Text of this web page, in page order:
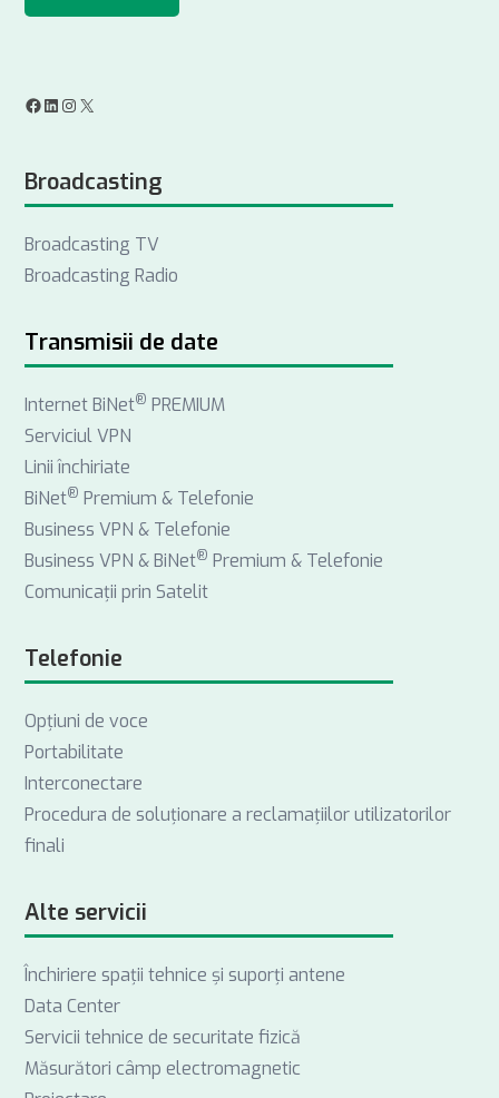
F
c
e
b
o
k
L
n
k
e
d
n
s
t
a
g
a
m
X
Broadcasting
Broadcasting TV
Broadcasting Radio
Transmisii de date
Internet BiNet® PREMIUM
Serviciul VPN
Linii închiriate
BiNet® Premium & Telefonie
Business VPN & Telefonie
Business VPN & BiNet® Premium & Telefonie
Comunicații prin Satelit
Telefonie
Opţiuni de voce
Portabilitate
Interconectare
Procedura de soluționare a reclamațiilor utilizatorilor
finali
Alte servicii
Închiriere spații tehnice și suporți antene
Data Center
Servicii tehnice de securitate fizică
Măsurători câmp electromagnetic